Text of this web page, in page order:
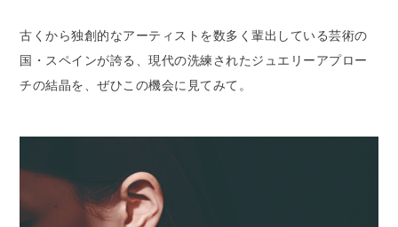
古くから独創的なアーティストを数多く輩出している芸術の
国・スペインが誇る、現代の洗練されたジュエリーアプロー
チの結晶を、ぜひこの機会に見てみて。